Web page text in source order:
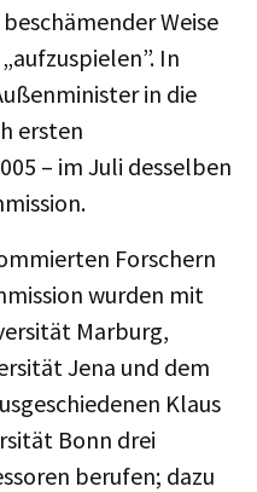
Weise
In
in die
ersten
– im Juli desselben
Forschern
wurden mit
Marburg,
Jena und dem
Klaus
Bonn drei
berufen; dazu